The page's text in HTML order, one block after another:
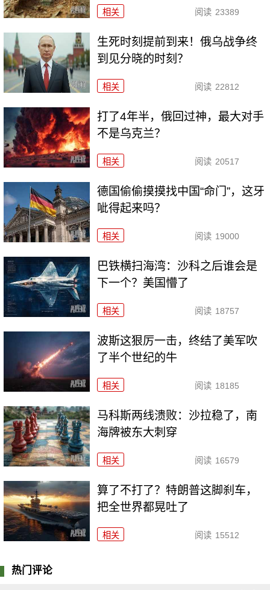
相关 阅读 23389
生死时刻提前到来！俄乌战争终
到见分晓的时刻？
相关 阅读 22812
打了4年半，俄回过神，最大对手
不是乌克兰？
相关 阅读 20517
德国偷偷摸摸找中国“命门”，这牙
呲得起来吗？
相关 阅读 19000
巴铁横扫海湾：沙科之后谁会是
下一个？美国懵了
相关 阅读 18757
波斯这狠厉一击，终结了美军吹
了半个世纪的牛
相关 阅读 18185
马科斯两线溃败：沙拉稳了，南
海牌被东大刺穿
相关 阅读 16579
算了不打了？特朗普这脚刹车，
把全世界都晃吐了
相关 阅读 15512
热门评论